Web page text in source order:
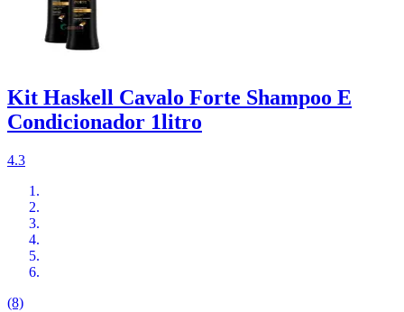
Kit Haskell Cavalo Forte Shampoo E
Condicionador 1litro
4.3
(8)